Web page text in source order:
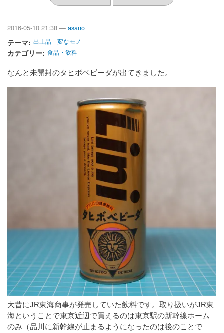
2016-05-10 21:38 — asano
テーマ 出土品 変なモノ
カテゴリー 食品・飲料
なんと未開封のタヒボベビーダが出てきました。
大昔にJR東海商事が発売していた飲料です。取り扱いがJR東
海ということで東京近辺で買えるのは東京駅の新幹線ホーム
のみ（品川に新幹線が止まるようになったのは後のことで